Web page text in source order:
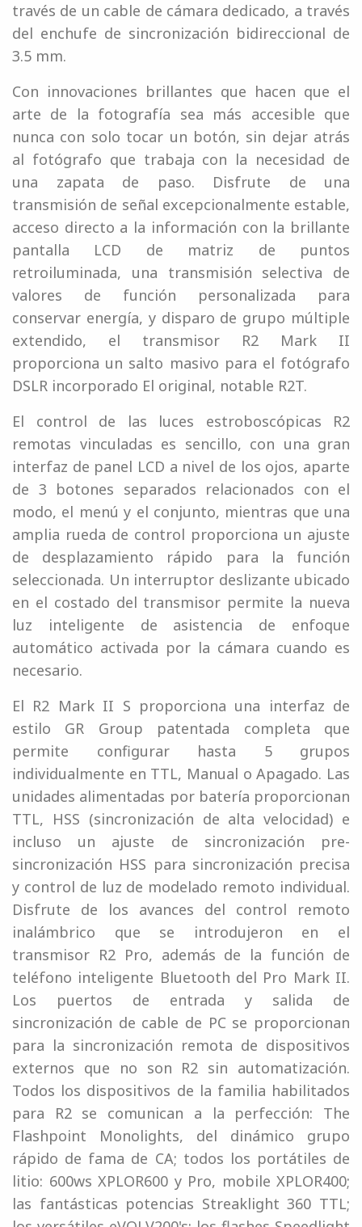
través de un cable de cámara dedicado, a través
del enchufe de sincronización bidireccional de
3.5 mm.
Con innovaciones brillantes que hacen que el
arte de la fotografía sea más accesible que
nunca con solo tocar un botón, sin dejar atrás
al fotógrafo que trabaja con la necesidad de
una zapata de paso. Disfrute de una
transmisión de señal excepcionalmente estable,
acceso directo a la información con la brillante
pantalla LCD de matriz de puntos
retroiluminada, una transmisión selectiva de
valores de función personalizada para
conservar energía, y disparo de grupo múltiple
extendido, el transmisor R2 Mark II
proporciona un salto masivo para el fotógrafo
DSLR incorporado El original, notable R2T.
El control de las luces estroboscópicas R2
remotas vinculadas es sencillo, con una gran
interfaz de panel LCD a nivel de los ojos, aparte
de 3 botones separados relacionados con el
modo, el menú y el conjunto, mientras que una
amplia rueda de control proporciona un ajuste
de desplazamiento rápido para la función
seleccionada. Un interruptor deslizante ubicado
en el costado del transmisor permite la nueva
luz inteligente de asistencia de enfoque
automático activada por la cámara cuando es
necesario.
El R2 Mark II S proporciona una interfaz de
estilo GR Group patentada completa que
permite configurar hasta 5 grupos
individualmente en TTL, Manual o Apagado. Las
unidades alimentadas por batería proporcionan
TTL, HSS (sincronización de alta velocidad) e
incluso un ajuste de sincronización pre-
sincronización HSS para sincronización precisa
y control de luz de modelado remoto individual.
Disfrute de los avances del control remoto
inalámbrico que se introdujeron en el
transmisor R2 Pro, además de la función de
teléfono inteligente Bluetooth del Pro Mark II.
Los puertos de entrada y salida de
sincronización de cable de PC se proporcionan
para la sincronización remota de dispositivos
externos que no son R2 sin automatización.
Todos los dispositivos de la familia habilitados
para R2 se comunican a la perfección: The
Flashpoint Monolights, del dinámico grupo
rápido de fama de CA; todos los portátiles de
litio: 600ws XPLOR600 y Pro, mobile XPLOR400;
las fantásticas potencias Streaklight 360 TTL;